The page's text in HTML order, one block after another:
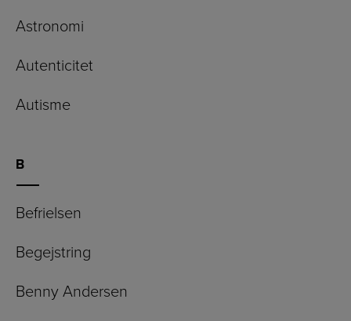
Astronomi
Autenticitet
Autisme
B
Befrielsen
Begejstring
Benny Andersen